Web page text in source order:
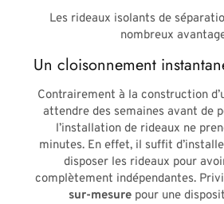
Les rideaux isolants de
nombreux
Un cloisonnement
Contrairement à la construction
attendre des semaines avant de
l’installation de rideaux ne
minutes. En effet, il suffit
disposer les rideaux pour
complètement indépendantes.
sur-mesurepour une